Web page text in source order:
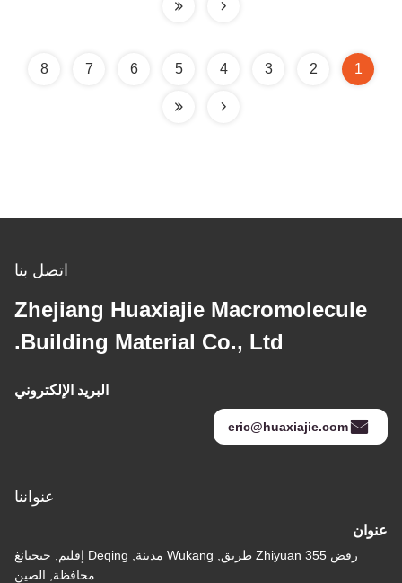
1
2
3
4
5
6
7
8
اتصل بنا
Zhejiang Huaxiajie Macromolecule
Building Material Co., Ltd.
البريد الإلكتروني
eric@huaxiajie.com
عنواننا
عنوان
رفض 355 Zhiyuan طريق, Wukang مدينة, Deqing إقليم, جيجيانغ
محافظة, الصين